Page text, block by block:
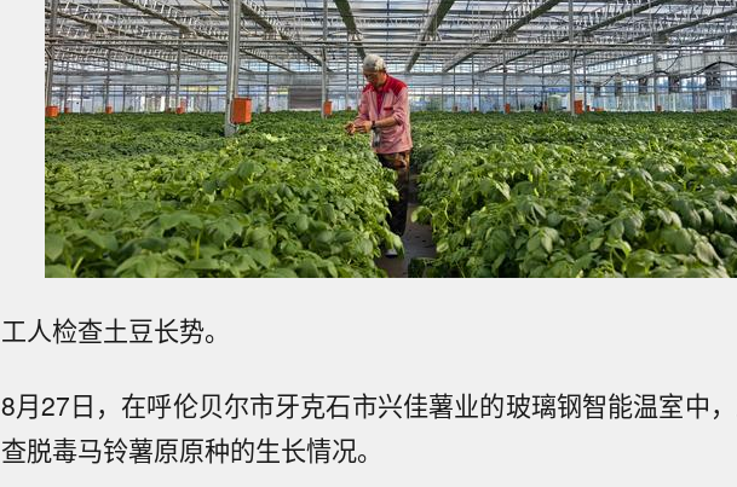
工人检查土豆长势。
8月27日，在呼伦贝尔市牙克石市兴佳薯业的玻璃钢智能温室中
查脱毒马铃薯原原种的生长情况。